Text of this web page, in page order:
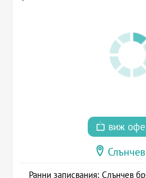
виж
Ранни записвания: Слънчев